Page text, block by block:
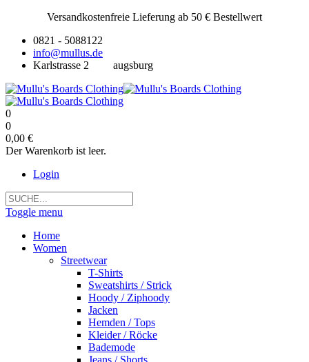
Versandkostenfreie Lieferung ab 50 € Bestellwert
0821 - 5088122
info@mullus.de
Karlstrasse 2
augsburg
0
0
0,00 €
Der Warenkorb ist leer.
Login
Toggle menu
Home
Women
Streetwear
T-Shirts
Sweatshirts / Strick
Hoody / Ziphoody
Jacken
Hemden / Tops
Kleider / Röcke
Bademode
Jeans / Shorts